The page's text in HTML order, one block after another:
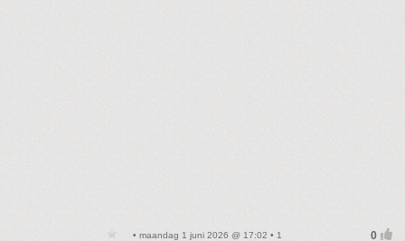
• maandag 1 juni 2026 @ 17:02 • 1